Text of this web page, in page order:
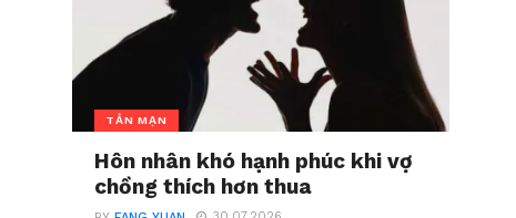
TẢN MẠN
Hôn nhân khó hạnh phúc khi vợ
chồng thích hơn thua